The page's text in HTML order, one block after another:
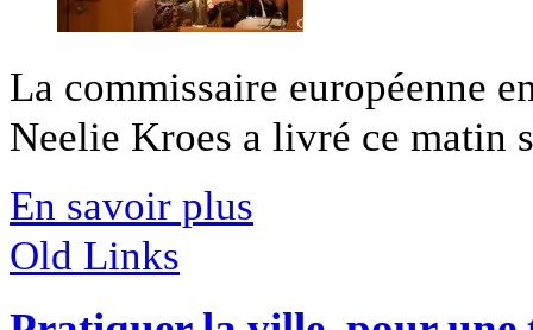
La commissaire européenne
Neelie Kroes a livré ce matin
En savoir plus
Old Links